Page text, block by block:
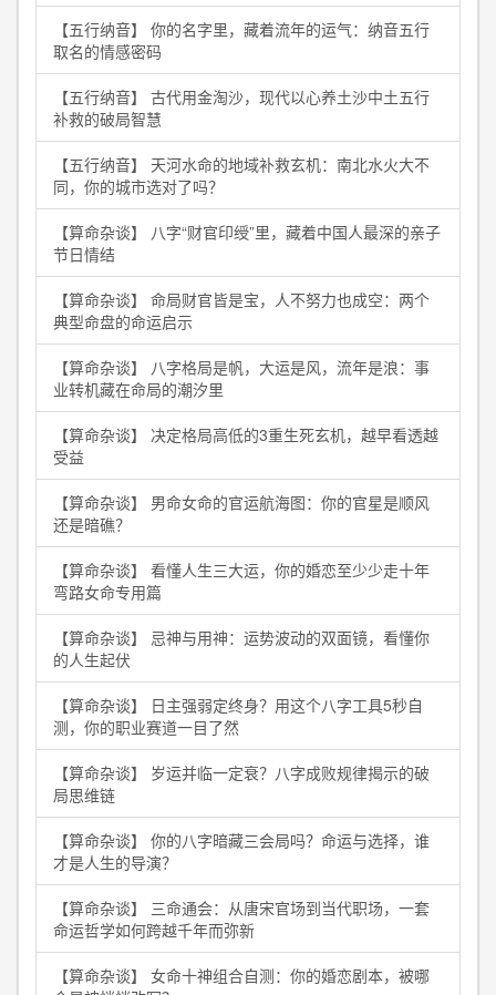
【五行纳音】 你的名字里，藏着流年的运气：纳音五行
取名的情感密码
【五行纳音】 古代用金淘沙，现代以心养土沙中土五行
补救的破局智慧
【五行纳音】 天河水命的地域补救玄机：南北水火大不
同，你的城市选对了吗？
【算命杂谈】 八字“财官印绶”里，藏着中国人最深的亲子
节日情结
【算命杂谈】 命局财官皆是宝，人不努力也成空：两个
典型命盘的命运启示
【算命杂谈】 八字格局是帆，大运是风，流年是浪：事
业转机藏在命局的潮汐里
【算命杂谈】 决定格局高低的3重生死玄机，越早看透越
受益
【算命杂谈】 男命女命的官运航海图：你的官星是顺风
还是暗礁？
【算命杂谈】 看懂人生三大运，你的婚恋至少少走十年
弯路女命专用篇
【算命杂谈】 忌神与用神：运势波动的双面镜，看懂你
的人生起伏
【算命杂谈】 日主强弱定终身？用这个八字工具5秒自
测，你的职业赛道一目了然
【算命杂谈】 岁运并临一定衰？八字成败规律揭示的破
局思维链
【算命杂谈】 你的八字暗藏三会局吗？命运与选择，谁
才是人生的导演？
【算命杂谈】 三命通会：从唐宋官场到当代职场，一套
命运哲学如何跨越千年而弥新
【算命杂谈】 女命十神组合自测：你的婚恋剧本，被哪